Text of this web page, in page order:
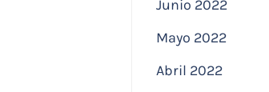
Junio 2022
Mayo 2022
Abril 2022